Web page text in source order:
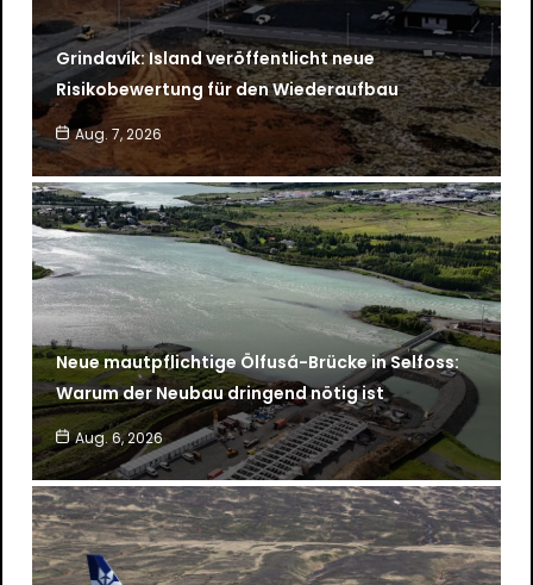
Grindavík: Island veröffentlicht neue
Risikobewertung für den Wiederaufbau
Aug. 7, 2026
Neue mautpflichtige Ölfusá-Brücke in Selfoss:
Warum der Neubau dringend nötig ist
Aug. 6, 2026